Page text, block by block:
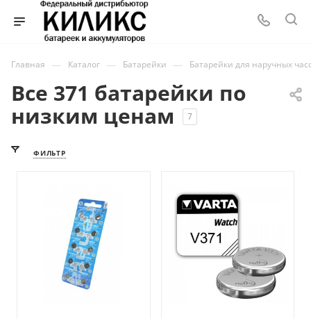
Главная — Каталог — Батарейки — Батарейки для наручных
Все 371 батарейки по
низким ценам
7
ФИЛЬТР